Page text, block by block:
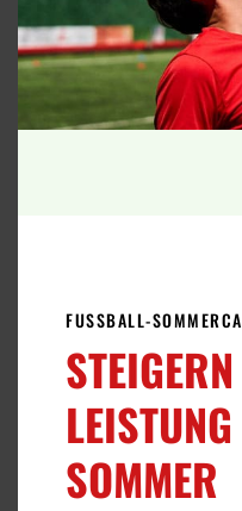
ELITE-
An der FCV
FUSSBALL-
SOMMER